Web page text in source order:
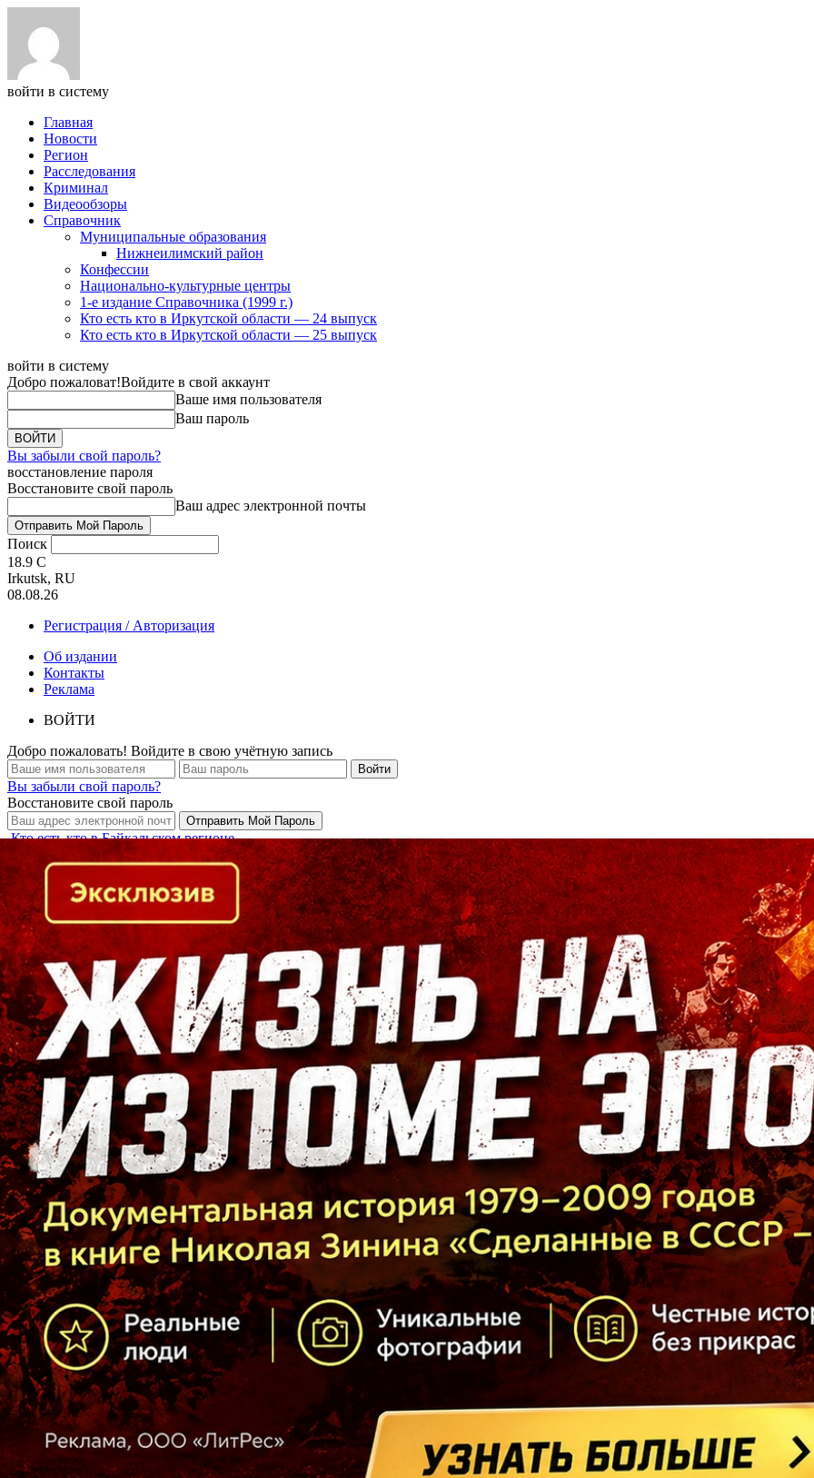
войти в систему
Главная
Новости
Регион
Расследования
Криминал
Видеообзоры
Справочник
Муниципальные образования
Нижнеилимский район
Конфессии
Национально-культурные центры
1-е издание Справочника (1999 г.)
Кто есть кто в Иркутской области — 24 выпуск
Кто есть кто в Иркутской области — 25 выпуск
войти в систему
Добро пожаловат!Войдите в свой аккаунт
Ваше имя пользователя
Ваш пароль
Вы забыли свой пароль?
восстановление пароля
Восстановите свой пароль
Ваш адрес электронной почты
Поиск
18.9 C
Irkutsk, RU
08.08.26
Регистрация / Авторизация
Об издании
Контакты
Реклама
ВОЙТИ
Добро пожаловать! Войдите в свою учётную запись
Вы забыли свой пароль?
Восстановите свой пароль
Кто есть кто в Байкальском регионе